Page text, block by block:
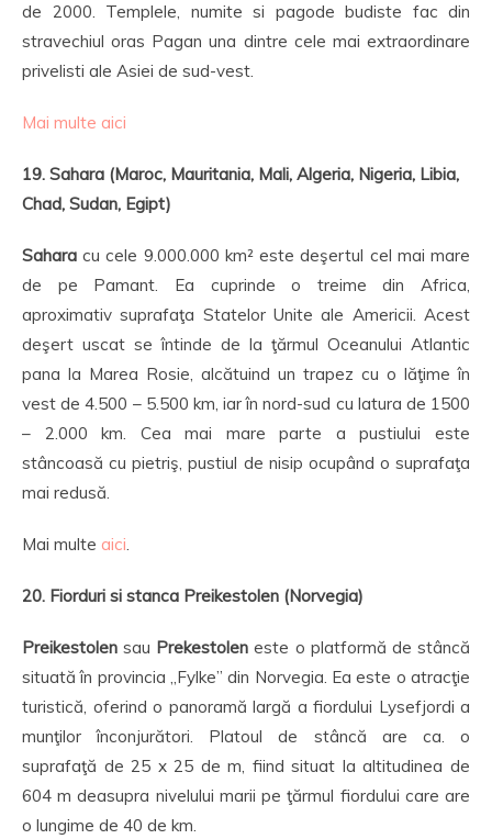
de 2000. Templele, numite si pagode budiste fac din
stravechiul oras Pagan una dintre cele mai extraordinare
privelisti ale Asiei de sud-vest.
Mai multe aici
19. Sahara (Maroc, Mauritania, Mali, Algeria, Nigeria, Libia,
Chad, Sudan, Egipt)
Sahara cu cele 9.000.000 km² este deşertul cel mai mare
de pe Pamant. Ea cuprinde o treime din Africa,
aproximativ suprafaţa Statelor Unite ale Americii. Acest
deşert uscat se întinde de la ţărmul Oceanului Atlantic
pana la Marea Rosie, alcătuind un trapez cu o lăţime în
vest de 4.500 – 5.500 km, iar în nord-sud cu latura de 1500
– 2.000 km. Cea mai mare parte a pustiului este
stâncoasă cu pietriş, pustiul de nisip ocupând o suprafaţa
mai redusă.
Mai multe aici.
20. Fiorduri si stanca Preikestolen (Norvegia)
Preikestolen sau Prekestoleneste o platformă de stâncă
situată în provincia „Fylke” din Norvegia. Ea este o atracţie
turistică, oferind o panoramă largă a fiordului Lysefjordi a
munţilor înconjurători. Platoul de stâncă are ca. o
suprafaţă de 25 x 25 de m, fiind situat la altitudinea de
604 m deasupra nivelului marii pe ţărmul fiordului care are
o lungime de 40 de km.